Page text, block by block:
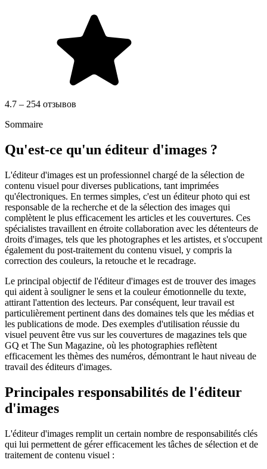
4.7 – 254 отзывов
Sommaire
Qu'est-ce qu'un éditeur d'images ?
L'éditeur d'images est un professionnel chargé de la sélection de
contenu visuel pour diverses publications, tant imprimées
qu'électroniques. En termes simples, c'est un éditeur photo qui est
responsable de la recherche et de la sélection des images qui
complètent le plus efficacement les articles et les couvertures. Ces
spécialistes travaillent en étroite collaboration avec les détenteurs de
droits d'images, tels que les photographes et les artistes, et s'occupent
également du post-traitement du contenu visuel, y compris la
correction des couleurs, la retouche et le recadrage.
Le principal objectif de l'éditeur d'images est de trouver des images
qui aident à souligner le sens et la couleur émotionnelle du texte,
attirant l'attention des lecteurs. Par conséquent, leur travail est
particulièrement pertinent dans des domaines tels que les médias et
les publications de mode. Des exemples d'utilisation réussie du
visuel peuvent être vus sur les couvertures de magazines tels que
GQ et The Sun Magazine, où les photographies reflètent
efficacement les thèmes des numéros, démontrant le haut niveau de
travail des éditeurs d'images.
Principales responsabilités de l'éditeur
d'images
L'éditeur d'images remplit un certain nombre de responsabilités clés
qui lui permettent de gérer efficacement les tâches de sélection et de
traitement de contenu visuel :